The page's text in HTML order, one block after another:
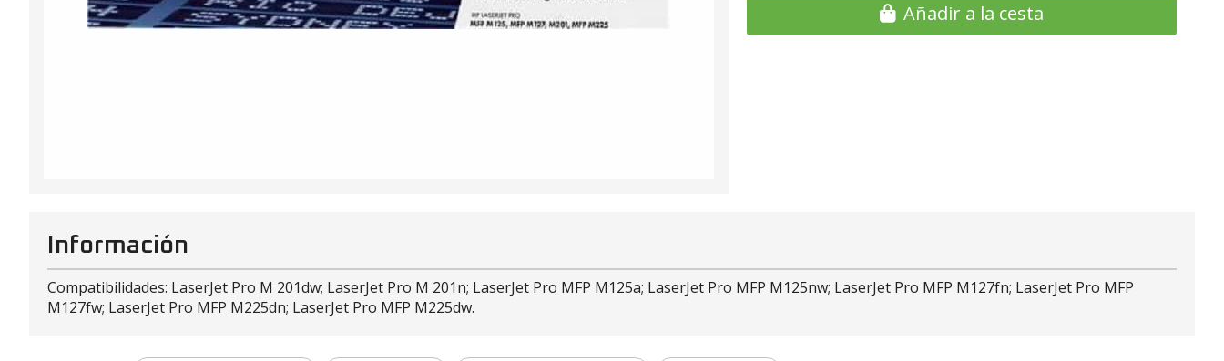
Añadir a la cesta
Información
Compatibilidades: LaserJet Pro M 201dw; LaserJet Pro M 201n; LaserJet Pro MFP M125a; LaserJet Pro MFP M125nw; LaserJet Pro MFP M127fn; LaserJet Pro MFP
M127fw; LaserJet Pro MFP M225dn; LaserJet Pro MFP M225dw.